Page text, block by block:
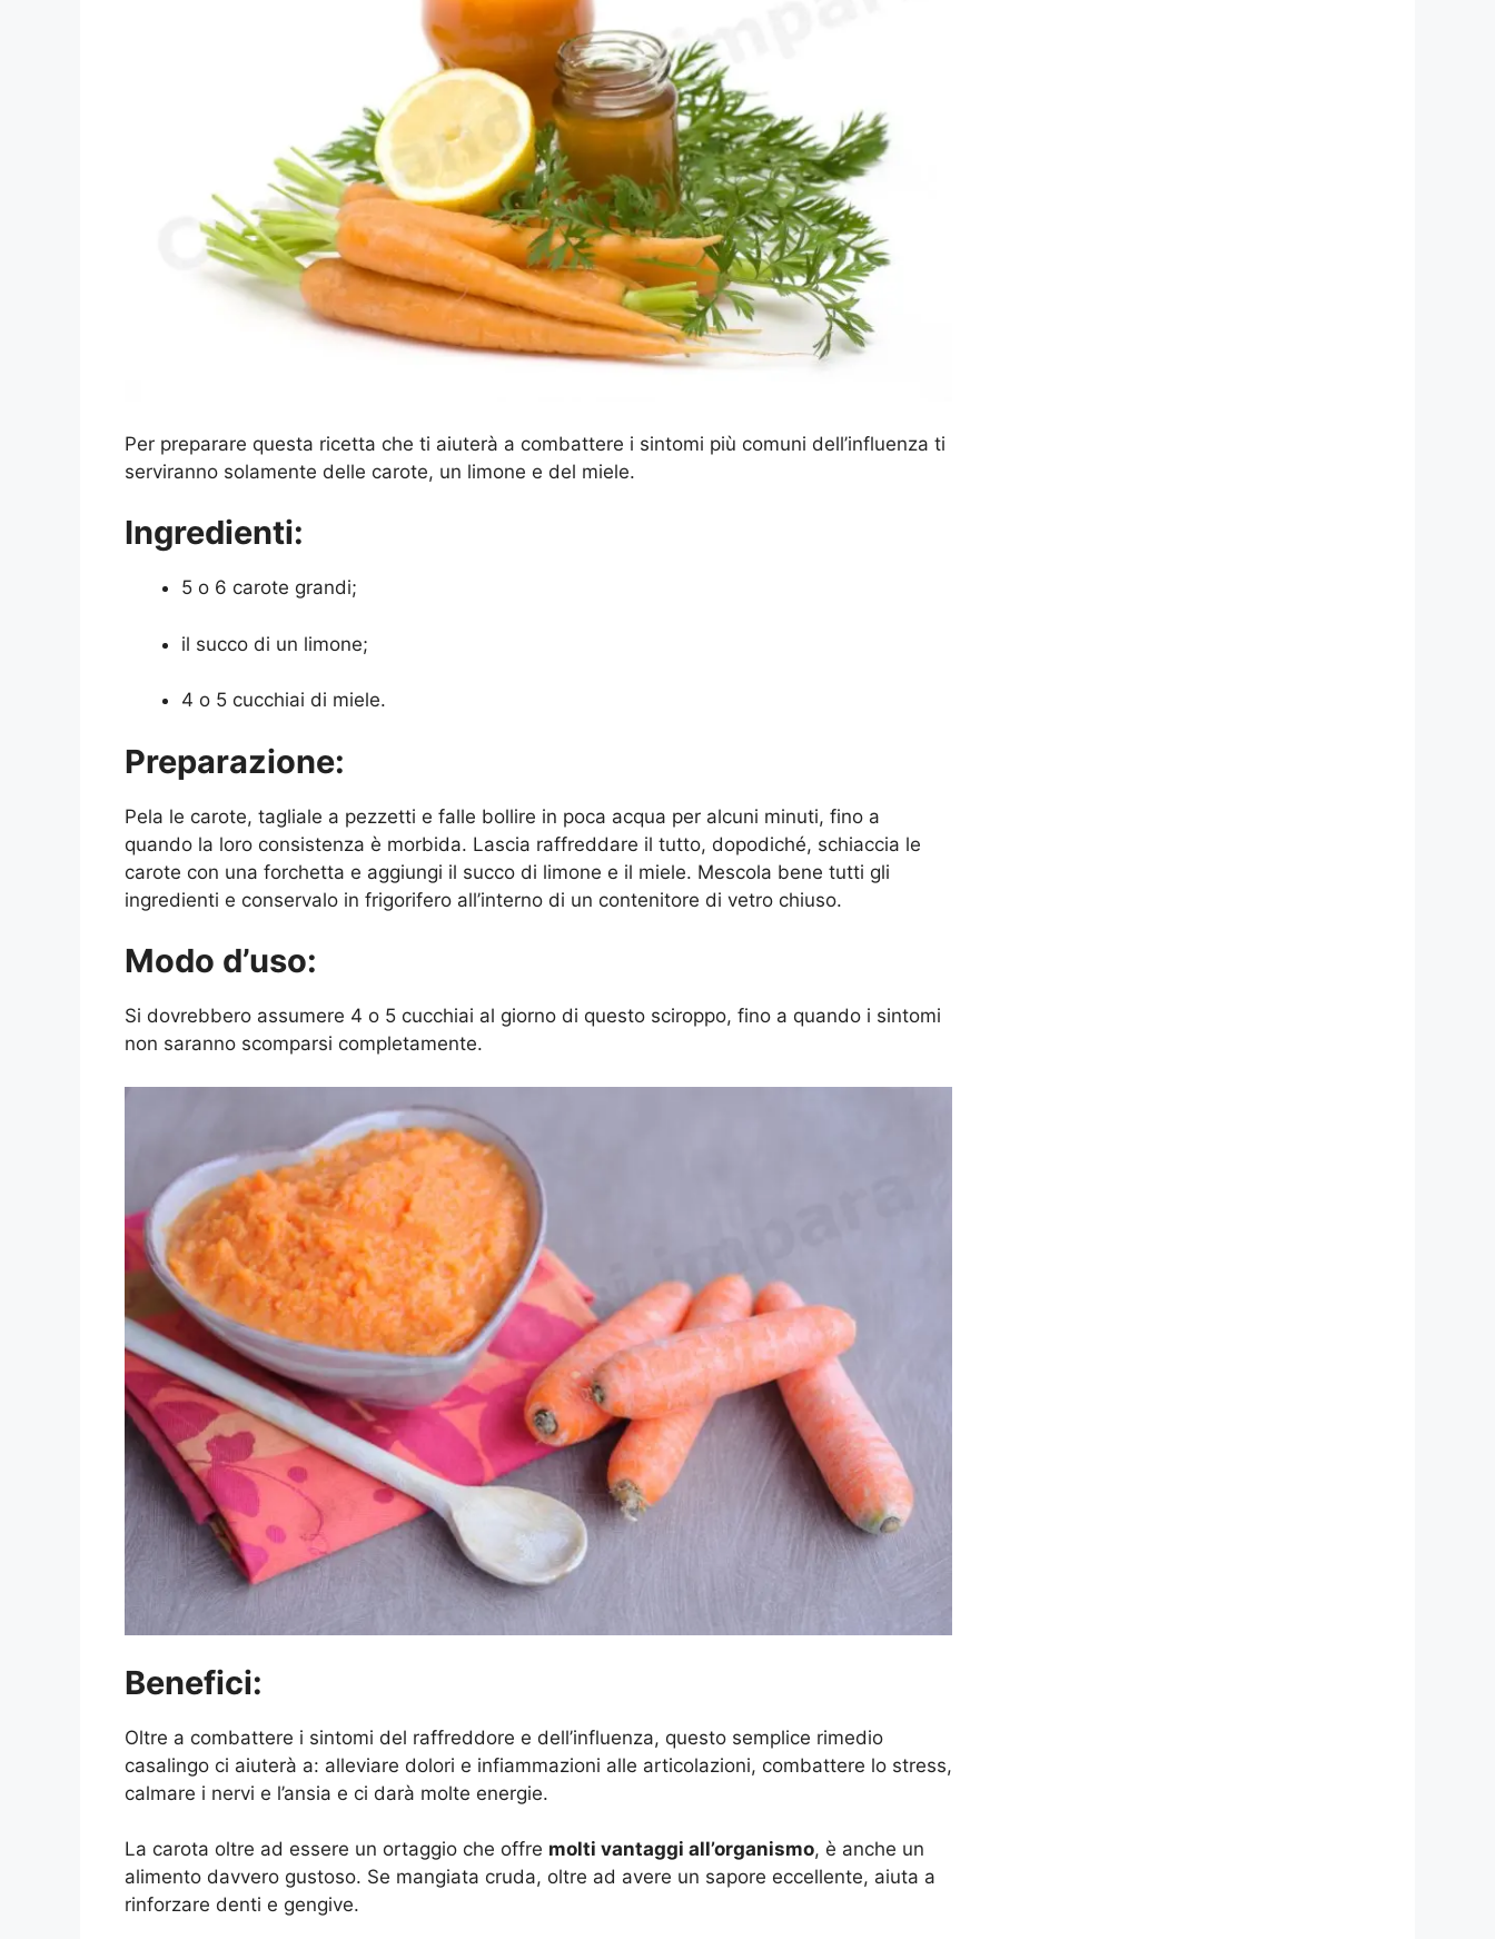
Per preparare questa ricetta che ti aiuterà a combattere i sintomi più comuni dell’influenza ti
serviranno solamente delle carote, un limone e del miele.
Ingredienti:
5 o 6 carote grandi;
il succo di un limone;
4 o 5 cucchiai di miele.
Preparazione:
Pela le carote, tagliale a pezzetti e falle bollire in poca acqua per alcuni minuti, fino a
quando la loro consistenza è morbida. Lascia raffreddare il tutto, dopodiché, schiaccia le
carote con una forchetta e aggiungi il succo di limone e il miele. Mescola bene tutti gli
ingredienti e conservalo in frigorifero all’interno di un contenitore di vetro chiuso.
Modo d’uso:
Si dovrebbero assumere 4 o 5 cucchiai al giorno di questo sciroppo, fino a quando i sintomi
non saranno scomparsi completamente.
Benefici:
Oltre a combattere i sintomi del raffreddore e dell’influenza, questo semplice rimedio
casalingo ci aiuterà a: alleviare dolori e infiammazioni alle articolazioni, combattere lo stress,
calmare i nervi e l’ansia e ci darà molte energie.
La carota oltre ad essere un ortaggio che offre molti vantaggi all’organismo, è anche un
alimento davvero gustoso. Se mangiata cruda, oltre ad avere un sapore eccellente, aiuta a
rinforzare denti e gengive.